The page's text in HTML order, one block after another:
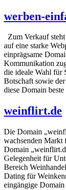
werben-
Zum Verkauf
auf eine starke
einprägsame
Kommunikation
die ideale Wahl für
Botschaft sowie
diese Domain
weinflirt.de
Die Domain
wachsenden Markt
Domain
Gelegenheit für
Bereich
Dating für
eingängige